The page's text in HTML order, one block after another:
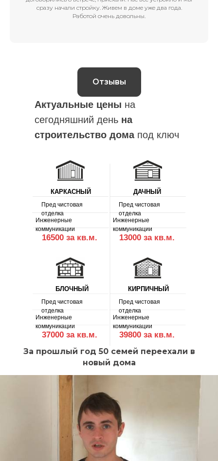
сразу начали стройку. Живем в доме уже два года.
Работой очень довольны.
Отзывы
16500 за кв.м.
КАРКАСНЫЙ
Пред чистовая
отделка
Инженерные
коммуникации
13000 за кв.м.
ДАЧНЫЙ
Пред чистовая
отделка
Инженерные
коммуникации
39800 за кв.м.
КИРПИЧНЫЙ
Пред чистовая
отделка
Инженерные
коммуникации
37000 за кв.м.
БЛОЧНЫЙ
Пред чистовая
отделка
Инженерные
коммуникации
Актуальные цены на
сегодняшний день на
строительство домапод ключ
За прошлый год 50 семей переехали в
новый дома
+7(937)900-00-67
ВРЕМЯ РАБОТЫ : 09.00-18.00